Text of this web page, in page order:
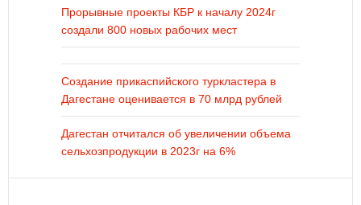
Прорывные проекты КБР к началу 2024г
создали 800 новых рабочих мест
Создание прикаспийского туркластера в
Дагестане оценивается в 70 млрд рублей
Дагестан отчитался об увеличении объема
сельхозпродукции в 2023г на 6%